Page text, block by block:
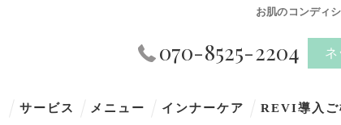
お肌のコンディ
070-8525-2204 ネ
サービス メニュー インナーケア REVI導入ご